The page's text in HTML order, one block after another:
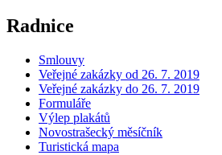
Radnice
Smlouvy
Veřejné zakázky od 26. 7. 2019
Veřejné zakázky do 26. 7. 2019
Formuláře
Výlep plakátů
Novostrašecký měsíčník
Turistická mapa